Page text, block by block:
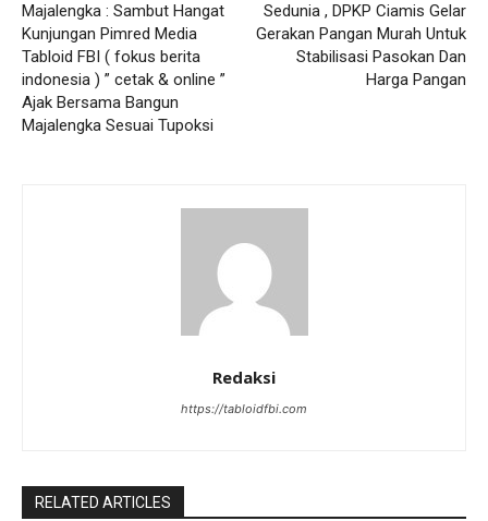
Majalengka : Sambut Hangat
Kunjungan Pimred Media
Tabloid FBI ( fokus berita
indonesia ) ” cetak & online ”
Ajak Bersama Bangun
Majalengka Sesuai Tupoksi
Sedunia , DPKP Ciamis Gelar
Gerakan Pangan Murah Untuk
Stabilisasi Pasokan Dan
Harga Pangan
Redaksi
https://tabloidfbi.com
RELATED ARTICLES